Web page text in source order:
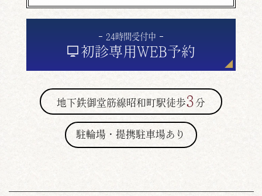
24時間受付中
初診専用WEB予約
地下鉄御堂筋線昭和町駅徒歩3分
駐輪場・提携駐車場あり